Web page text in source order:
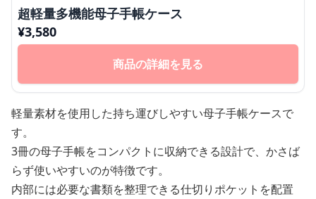
超軽量多機能母子手帳ケース
¥3,580
商品の詳細を見る
軽量素材を使用した持ち運びしやすい母子手帳ケースで
す。
3冊の母子手帳をコンパクトに収納できる設計で、かさば
らず使いやすいのが特徴です。
内部には必要な書類を整理できる仕切りポケットを配置